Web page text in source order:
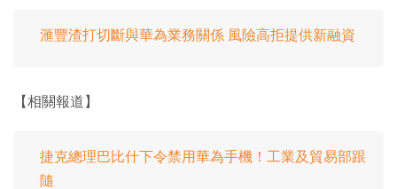
滙豐渣打切斷與華為業務關係 風險高拒提供新融資
【相關報道】
捷克總理巴比什下令禁用華為手機！工業及貿易部跟
隨